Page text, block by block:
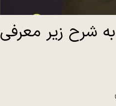
شرح زیر معرفی